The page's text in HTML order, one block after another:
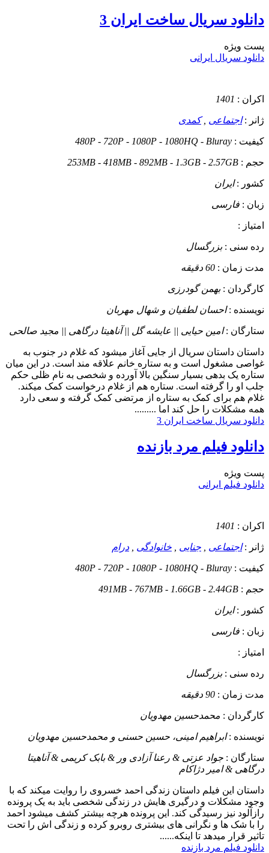
دانلود سریال ساخت ایران 3
پست ويژه
دانلود سریال ایرانی
اکران : 1401
ژانر :اجتماعی ,کمدی
کیفیت : 480P - 720P - 1080P - 1080HQ - Bluray
حجم : 253MB - 418MB - 892MB - 1.3GB - 2.57GB
کشور :ایران
زبان : فارسی
امتیاز :
رده سنی :بزرگسال
مدت زمان : 60 دقیقه
کارگردان :بهمن گودرزی
نویسنده :احسان لطفیان و شهال مهربان
ستارگان :امین حیایی || عایشه گل || آناهیتا درگاهی || مجید صالحی
داستان داستان سریال از جایی آغاز میشود که غلام در جنوب به
غواصی مشغول است و به ستاره خانم علاقه مند است. در این میان
ستاره یک بدهی بسیار سنگین بالا آورده و شخصی به نام ظلی حکم
جلب او را گرفته است. ستاره هم از غلام درخواست کمک میکند.
غلام هم برای کمک به ستاره از مرتضی کمک گرفته و سعی دارد
همه مشکلات را حل کند اما .........
دانلود سریال ساخت ایران 3
دانلود فیلم مرد بازنده
پست ويژه
دانلود فیلم ایرانی
اکران : 1401
ژانر :اجتماعی جنایی خانوادگی درام
کیفیت : 480P - 720P - 1080P - 1080HQ - Bluray
حجم : 491MB - 767MB - 1.66GB - 2.44GB
کشور :ایران
زبان : فارسی
امتیاز :
رده سنی :بزرگسال
مدت زمان : 90 دقیقه
کارگردان : محمدحسین مهدویان
نویسنده :ابراهیم امینی، حسین حسنی و محمدحسین مهدویان
ستارگان : جواد عزتی & رعنا آزادی ور & بابک کریمی & آناهیتا
درگاهی & امیر دژاکام
داستان این فیلم داستان زندگی احمد خسروی را روایت میکند که با
وجود مشکلات و درگیری هایش در زندگی شخصی باید به یک پرونده
رازآلود نیز رسیدگی کند. این پرونده هرچه بیشتر کشف میشود احمد
را با شک ها و نگرانی های بیشتری روبرو کرده و زندگی اش را تحت
تاثیر قرار میدهد تا اینکه......
دانلود فیلم مرد بازنده